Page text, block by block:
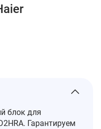
блок для
Гарантируем